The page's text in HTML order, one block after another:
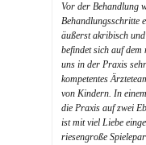
Vor der Behandlung
Behandlungsschritte
äußerst akribisch
befindet sich auf dem
uns in der Praxis
kompetentes
von Kindern. In
die Praxis auf zwei
ist mit viel Liebe
riesengroße